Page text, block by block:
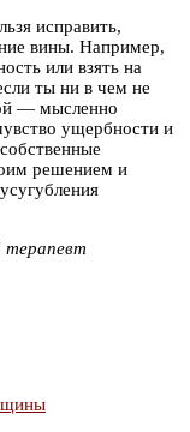
исправить,
вины. Например,
или взять на
ты ни в чем не
— мысленно
ущербности и
решением и
терапевт